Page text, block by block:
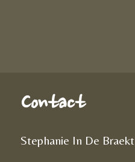
Contact
Stephanie In De Braekt